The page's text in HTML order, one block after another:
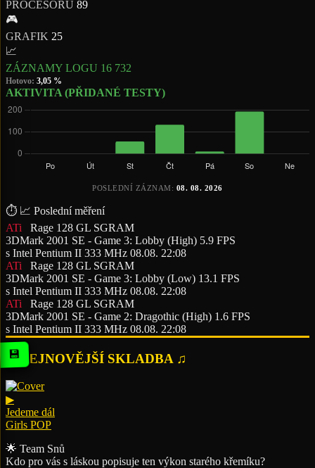
PROCESORŮ 89
🎮
GRAFIK 25
📈
ZÁZNAMY LOGU 16 732
Hotovo: 3,05 %
AKTIVITA (PŘIDANÉ TESTY)
POSLEDNÍ ZÁZNAM: 08. 08. 2026
⏱️ 📈 Poslední měření
ATi
Rage 128 GL SGRAM
3DMark 2001 SE - Game 3: Lobby (High) 5.9 FPS
s Intel Pentium II 333 MHz 08.08. 22:08
ATi
Rage 128 GL SGRAM
3DMark 2001 SE - Game 3: Lobby (Low) 13.1 FPS
s Intel Pentium II 333 MHz 08.08. 22:08
ATi
Rage 128 GL SGRAM
3DMark 2001 SE - Game 2: Dragothic (High) 1.6 FPS
s Intel Pentium II 333 MHz 08.08. 22:08
♫ NEJNOVĚJŠÍ SKLADBA ♫
▶
Jedeme dál
Girls POP
🌟 Team Snů
Kdo pro vás s láskou popisuje ten výkon starého křemíku?
💾